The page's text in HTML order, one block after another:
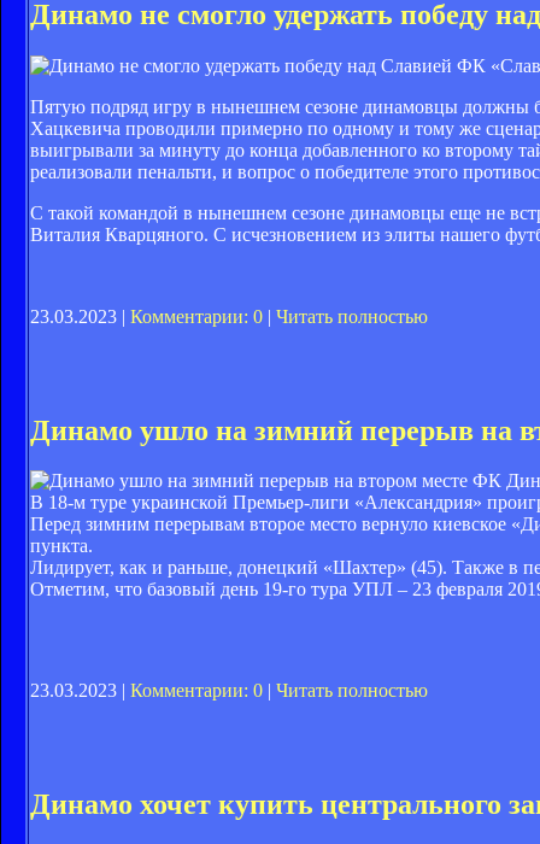
Динамо не смогло удержать победу
ФК
Пятую подряд игру в нынешнем сезоне динамовцы должны
Хацкевича проводили примерно по одному и тому же
выигрывали за минуту до конца добавленного ко второму
реализовали пенальти, и вопрос о победителе этого
С такой командой в нынешнем сезоне динамовцы еще не
Виталия Кварцяного. С исчезновением из элиты нашего
23.03.2023 | Комментарии: 0 | Читать полностью
Динамо ушло на зимний перерыв на
ФК
В 18-м туре украинской Премьер-лиги «Александрия»
Перед зимним перерывам второе место вернуло киевское
пункта.
Лидирует, как и раньше, донецкий «Шахтер» (45). Также в
Отметим, что базовый день 19-го тура УПЛ – 23 февраля
23.03.2023 | Комментарии: 0 | Читать полностью
Динамо хочет купить центрального